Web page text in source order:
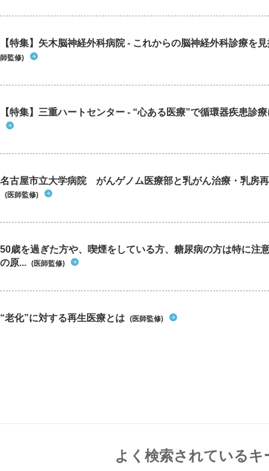
【特集】矢木脳神経外科病院 - これからの脳神経外科診療を
師監修)
【特集】三重ハートセンター - “心ある医療”で循環器疾患診
名古屋市立大学病院 がんゲノム医療部と乳がん治療・乳房
(医師監修)
50歳を過ぎた方や、喫煙をしている方、糖尿病の方は特に注
の原... (医師監修)
“老化”に対する再生医療とは (医師監修)
よく検索されているキ